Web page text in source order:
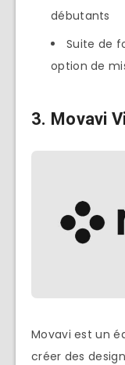
débutants
Suite de
option de
3. Movavi
Movavi est un
créer des